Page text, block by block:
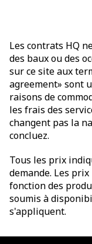
Les contrats HQ
des baux ou des
sur ce site aux
agreement» sont
raisons de
les frais des
changent pas la
concluez.
Tous les prix
demande. Les
fonction des
soumis à
s'appliquent.